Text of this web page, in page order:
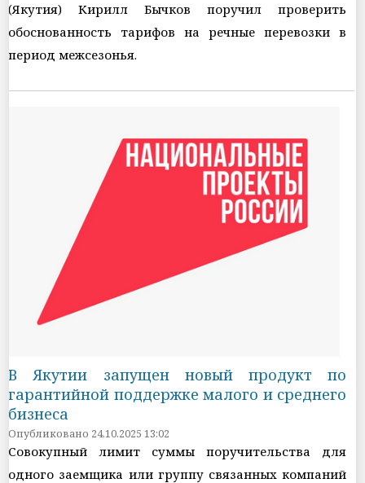
(Якутия) Кирилл Бычков поручил проверить
обоснованность тарифов на речные перевозки в
период межсезонья.
В Якутии запущен новый продукт по
гарантийной поддержке малого и среднего
бизнеса
Опубликовано 24.10.2025 13:02
Совокупный лимит суммы поручительства для
одного заемщика или группу связанных компаний